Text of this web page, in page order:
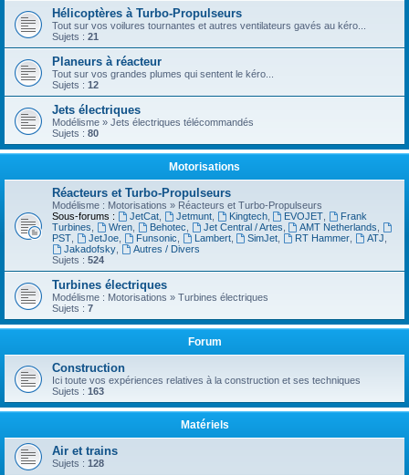
Hélicoptères à Turbo-Propulseurs
Tout sur vos voilures tournantes et autres ventilateurs gavés au kéro...
Sujets : 21
Planeurs à réacteur
Tout sur vos grandes plumes qui sentent le kéro...
Sujets : 12
Jets électriques
Modélisme » Jets électriques télécommandés
Sujets : 80
Motorisations
Réacteurs et Turbo-Propulseurs
Modélisme : Motorisations » Réacteurs et Turbo-Propulseurs
Sous-forums :
JetCat, Jetmunt, Kingtech, EVOJET
Frank
Turbines
Wren, Behotec Jet Central / Artes AMT Netherlands
PST
JetJoe, Funsonic Lambert, SimJet RT Hammer ATJ
Jakadofsky,
Autres / Divers
Sujets : 524
Turbines électriques
Modélisme : Motorisations » Turbines électriques
Sujets : 7
Forum
Construction
Ici toute vos expériences relatives à la construction et ses techniques
Sujets : 163
Matériels
Air et trains
Sujets : 128